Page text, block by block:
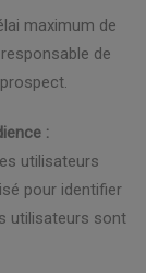
maximum de
de
:
utilisateurs
pour identifier
utilisateurs sont